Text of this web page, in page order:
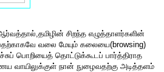
சிறந்த எழுத்தாளர்களின்
வலை மேயும் கலையை(browsing)
பொறியைத் தொட்டுக்கூடப் பார்த்திராத
வாயிலுக்குள் நான் நுழைவதற்கு அடித்தளம்